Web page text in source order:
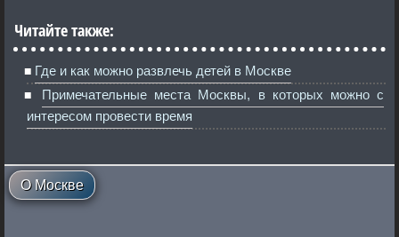
Читайте также:
Где и как можно развлечь детей в Москве
Примечательные места Москвы, в которых можно с
интересом провести время
О Москве